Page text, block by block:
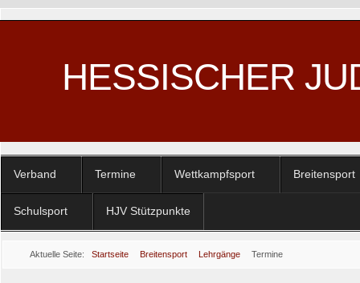
HESSISCHER
Verband Termine Wettkampfsport Breitensport
Schulsport HJV Stützpunkte
Aktuelle Seite: Startseite Breitensport Lehrgänge Termine